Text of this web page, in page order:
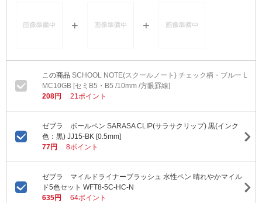
SCHOOL NOTE(スクールノート) チェック柄・ブルー L
MC10GB [セミB5・B5 /10mm /方眼罫線]
208円
21ポイント
ゼブラ ボールペン SARASA CLIP(サラサクリップ) 黒(インク
色：黒) JJ15-BK [0.5mm]
77円
8ポイント
ゼブラ マイルドライナーブラッシュ 水性ペン 晴れやかマイル
ド5色セット WFT8-5C-HC-N
635円
64ポイント